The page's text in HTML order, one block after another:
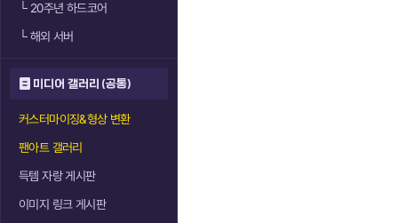
└20주년 하드코어
└해외 서버
미디어 갤러리 (공통)
커스터마이징&형상 변환
팬아트 갤러리
득템 자랑 게시판
이미지 링크 게시판